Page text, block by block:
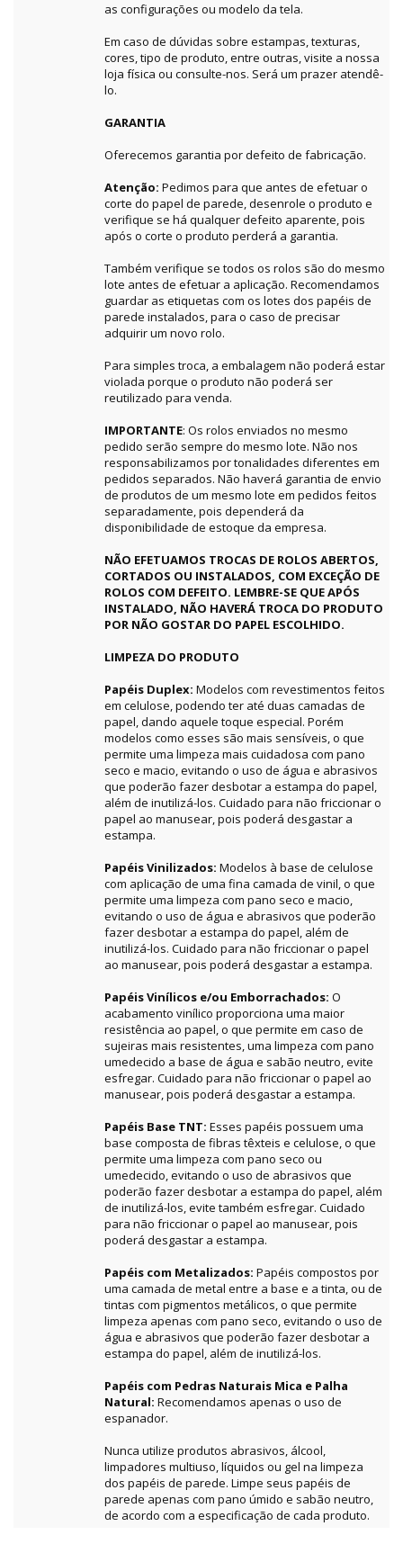
as configurações ou modelo da tela.
Em caso de dúvidas sobre estampas, texturas,
cores, tipo de produto, entre outras, visite a nossa
loja física ou consulte-nos. Será um prazer atendê-
lo.
GARANTIA
Oferecemos garantia por defeito de fabricação.
Atenção: Pedimos para que antes de efetuar o
corte do papel de parede, desenrole o produto e
verifique se há qualquer defeito aparente, pois
após o corte o produto perderá a garantia.
Também verifique se todos os rolos são do mesmo
lote antes de efetuar a aplicação. Recomendamos
guardar as etiquetas com os lotes dos papéis de
parede instalados, para o caso de precisar
adquirir um novo rolo.
Para simples troca, a embalagem não poderá estar
violada porque o produto não poderá ser
reutilizado para venda.
IMPORTANTE: Os rolos enviados no mesmo
pedido serão sempre do mesmo lote. Não nos
responsabilizamos por tonalidades diferentes em
pedidos separados. Não haverá garantia de envio
de produtos de um mesmo lote em pedidos feitos
separadamente, pois dependerá da
disponibilidade de estoque da empresa.
NÃO EFETUAMOS TROCAS DE ROLOS ABERTOS,
CORTADOS OU INSTALADOS, COM EXCEÇÃO DE
ROLOS COM DEFEITO. LEMBRE-SE QUE APÓS
INSTALADO, NÃO HAVERÁ TROCA DO PRODUTO
POR NÃO GOSTAR DO PAPEL ESCOLHIDO.
LIMPEZA DO PRODUTO
Papéis Duplex: Modelos com revestimentos feitos
em celulose, podendo ter até duas camadas de
papel, dando aquele toque especial. Porém
modelos como esses são mais sensíveis, o que
permite uma limpeza mais cuidadosa com pano
seco e macio, evitando o uso de água e abrasivos
que poderão fazer desbotar a estampa do papel,
além de inutilizá-los. Cuidado para não friccionar o
papel ao manusear, pois poderá desgastar a
estampa.
Papéis Vinilizados: Modelos à base de celulose
com aplicação de uma fina camada de vinil, o que
permite uma limpeza com pano seco e macio,
evitando o uso de água e abrasivos que poderão
fazer desbotar a estampa do papel, além de
inutilizá-los. Cuidado para não friccionar o papel
ao manusear, pois poderá desgastar a estampa.
Papéis Vinílicos e/ou Emborrachados: O
acabamento vinílico proporciona uma maior
resistência ao papel, o que permite em caso de
sujeiras mais resistentes, uma limpeza com pano
umedecido a base de água e sabão neutro, evite
esfregar. Cuidado para não friccionar o papel ao
manusear, pois poderá desgastar a estampa.
Papéis Base TNT: Esses papéis possuem uma
base composta de fibras têxteis e celulose, o que
permite uma limpeza com pano seco ou
umedecido, evitando o uso de abrasivos que
poderão fazer desbotar a estampa do papel, além
de inutilizá-los, evite também esfregar. Cuidado
para não friccionar o papel ao manusear, pois
poderá desgastar a estampa.
Papéis com Metalizados: Papéis compostos por
uma camada de metal entre a base e a tinta, ou de
tintas com pigmentos metálicos, o que permite
limpeza apenas com pano seco, evitando o uso de
água e abrasivos que poderão fazer desbotar a
estampa do papel, além de inutilizá-los.
Papéis com Pedras Naturais Mica e Palha
Natural: Recomendamos apenas o uso de
espanador.
Nunca utilize produtos abrasivos, álcool,
limpadores multiuso, líquidos ou gel na limpeza
dos papéis de parede. Limpe seus papéis de
parede apenas com pano úmido e sabão neutro,
de acordo com a especificação de cada produto.